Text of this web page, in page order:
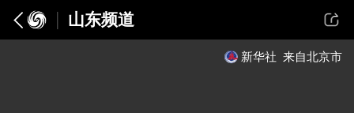
山东频道
新华社 来自北京市